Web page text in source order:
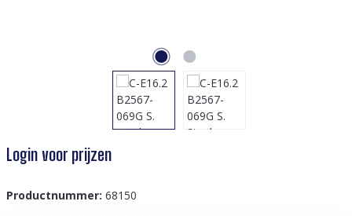
Login voor prijzen
Productnummer: 68150